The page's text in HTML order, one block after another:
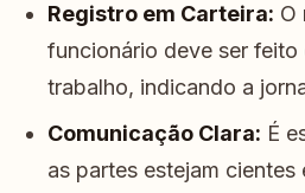
Registro em Carteira: O
funcionário deve ser feito
trabalho, indicando a
Comunicação Clara: É
as partes estejam